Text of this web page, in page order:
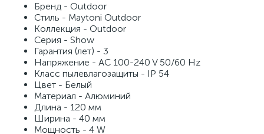
Бренд - Outdoor
Стиль - Maytoni Outdoor
Коллекция - Outdoor
Серия - Show
Гарантия (лет) - 3
Напряжение - AC 100-240 V 50/60 Hz
Класс пылевлагозащиты - IP 54
Цвет - Белый
Материал - Алюминий
Длина - 120 мм
Ширина - 40 мм
Мощность - 4 W